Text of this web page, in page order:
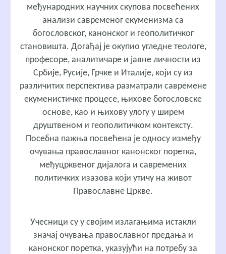
међународних научних скупова посвећених
анализи савременог екуменизма са
богословског, канонског и геополитичког
становишта. Догађај је окупио угледне теологе,
професоре, аналитичаре и јавне личности из
Србије, Русије, Грчке и Италије, који су из
различитих перспектива разматрали савремене
екуменистичке процесе, њихове богословске
основе, као и њихову улогу у ширем
друштвеном и геополитичком контексту.
Посебна пажња посвећена је односу између
очувања православног канонског поретка,
међуцрквеног дијалога и савремених
политичких изазова који утичу на живот
Православне Цркве.
Учесници су у својим излагањима истакли
значај очувања православног предања и
канонског поретка, указујући на потребу за